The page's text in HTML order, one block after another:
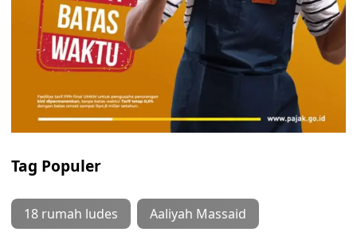
Tag Populer
18 rumah ludes Aaliyah Massaid